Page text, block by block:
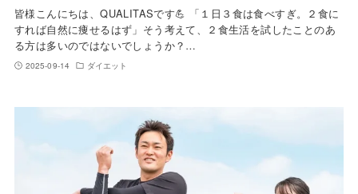
皆様こんにちは、QUALITASです💪 「１日３食は食べすぎ。２食に
すれば自然に痩せるはず」そう考えて、２食生活を試したことのあ
る方は多いのではないでしょうか？…
2025-09-14 ダイエット